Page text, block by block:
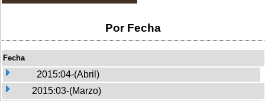
Por Fecha
Fecha
2015:04-(Abril)
2015:03-(Marzo)